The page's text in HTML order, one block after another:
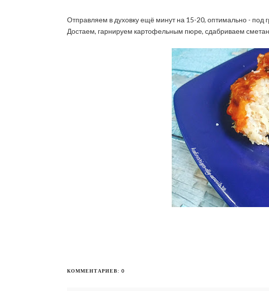
Отправляем в духовку ещё минут на 15-20, оптимально - под
Достаем, гарнируем картофельным пюре, сдабриваем
КОММЕНТАРИЕВ: 0